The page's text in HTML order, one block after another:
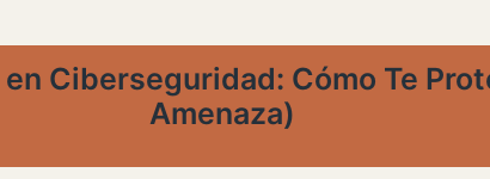
Ciberseguridad: Cómo Te
Amenaza)